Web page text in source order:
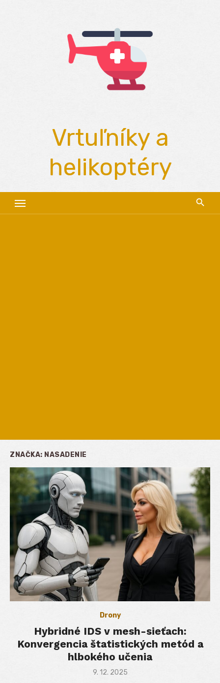
Vrtuľníky a
helikoptéry
ZNAČKA: NASADENIE
Drony
Hybridné IDS v mesh-sieťach:
Konvergencia štatistických metód a
hlbokého učenia
Posted
9. 12. 2025